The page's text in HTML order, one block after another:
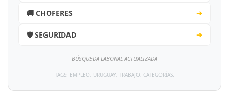
🚚 CHOFERES ➔
🛡️ SEGURIDAD ➔
BÚSQUEDA LABORAL ACTUALIZADA
TAGS: EMPLEO, URUGUAY, TRABAJO, CATEGORÍAS.